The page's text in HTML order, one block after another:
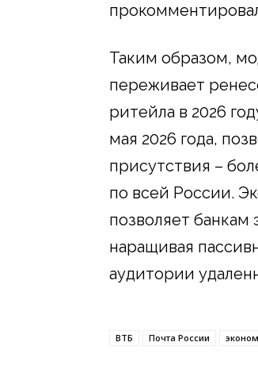
Таким образом,
переживает
ритейла в 2026
мая 2026 года,
присутствия –
по всей России.
позволяет
наращивая
аудитории
ВТБ Почта России